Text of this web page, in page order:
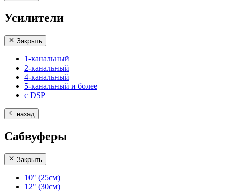
Усилители
Закрыть
1-канальный
2-канальный
4-канальный
5-канальный и более
с DSP
назад
Сабвуферы
Закрыть
10" (25см)
12" (30см)